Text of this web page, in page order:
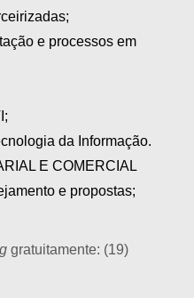
e processos em
da Informação.
E COMERCIAL
e propostas;
gratuitamente: (19)